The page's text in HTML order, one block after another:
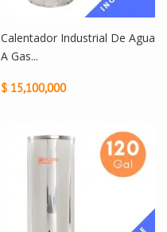
Calentador Industrial De Agua
A Gas...
$ 15,100,000